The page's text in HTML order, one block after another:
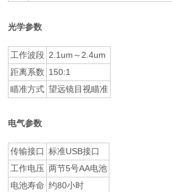
光学参数
工作波段 2.1um～2.4um
距离系数 150:1
瞄准方式 望远镜目视瞄准
电气参数
传输接口 标准USB接口
工作电压 两节5号AA电池
电池寿命 约80小时